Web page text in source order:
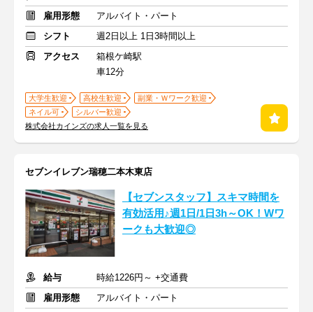
雇用形態
アルバイト・パート
シフト
週2日以上 1日3時間以上
アクセス
箱根ケ崎駅
車12分
大学生歓迎 高校生歓迎
副業・Ｗワーク歓迎
ネイル可
シルバー歓迎
株式会社カインズの求人一覧を見る
セブンイレブン瑞穂二本木東店
【セブンスタッフ】スキマ時間を
有効活用♪週1日/1日3h～OK！Wワ
ークも大歓迎◎
給与
時給1226円～ +交通費
雇用形態
アルバイト・パート